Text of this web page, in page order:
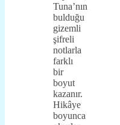
Tuna’nın
bulduğu
gizemli
şifreli
notlarla
farklı
bir
boyut
kazanır.
Hikâye
boyunca